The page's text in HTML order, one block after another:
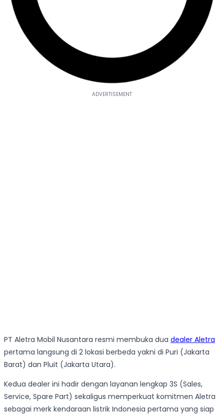
PT Aletra Mobil Nusantara resmi membuka dua dealer Aletra
pertama langsung di 2 lokasi berbeda yakni di Puri (Jakarta
Barat) dan Pluit (Jakarta Utara).
Kedua dealer ini hadir dengan layanan lengkap 3S (Sales,
Service, Spare Part) sekaligus memperkuat komitmen Aletra
sebagai merk kendaraan listrik Indonesia pertama yang siap